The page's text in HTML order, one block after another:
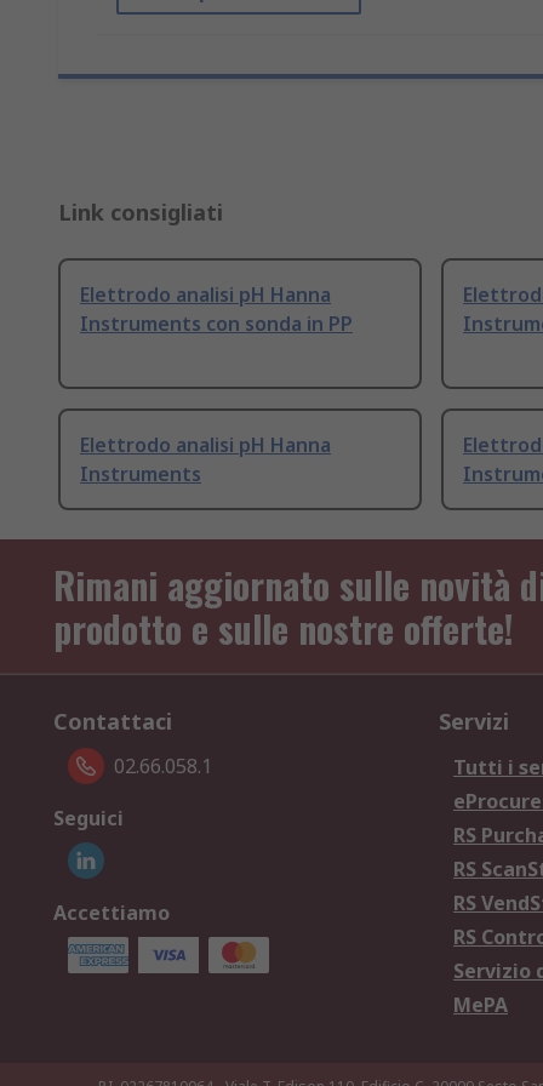
Link consigliati
Elettrodo analisi pH Hanna
Instruments con sonda in PP
Elettrodo analisi pH Hanna
Instruments
Rimani aggiornato sulle novità
prodotto e sulle nostre offerte!
Contattaci
02.66.058.1
Seguici
Accettiamo
Servizi
Tutti i
RS
RS
RS
RS
Servizio
MePA